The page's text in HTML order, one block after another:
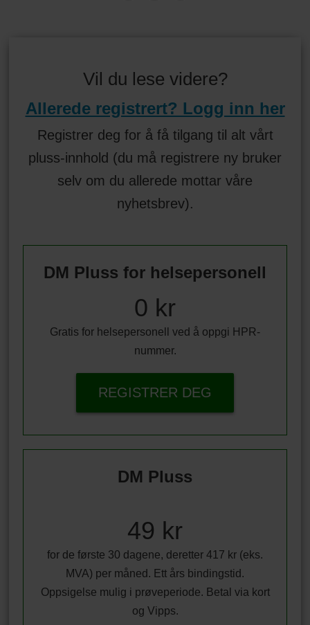
Vil du lese videre?
Allerede registrert? Logg inn her
Registrer deg for å få tilgang til alt vårt
pluss-innhold (du må registrere ny bruker
selv om du allerede mottar våre
nyhetsbrev).
DM Pluss for helsepersonell
0 kr
Gratis for helsepersonell ved å oppgi HPR-
nummer.
REGISTRER DEG
DM Pluss
49 kr
for de første 30 dagene, deretter 417 kr (eks.
MVA) per måned. Ett års bindingstid.
Oppsigelse mulig i prøveperiode. Betal via kort
og Vipps.